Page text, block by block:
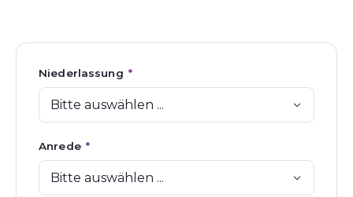
Niederlassung *
Anrede *